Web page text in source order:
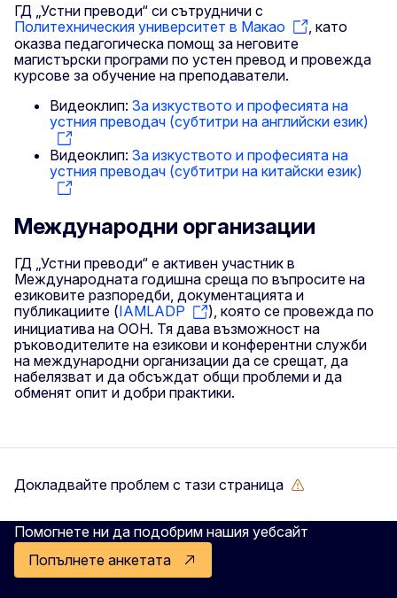
ГД „Устни преводи“ си сътрудничи с
Политехническия университет в Макао
, като
оказва педагогическа помощ за неговите
магистърски програми по устен превод и провежда
курсове за обучение на преподаватели.
Видеоклип: За изкуството и професията на
устния преводач (субтитри на английски език)
Видеоклип: За изкуството и професията на
устния преводач (субтитри на китайски език)
Международни организации
ГД „Устни преводи“ е активен участник в
Международната годишна среща по въпросите на
езиковите разпоредби, документацията и
публикациите (IAMLADP
), която се провежда по
инициатива на ООН. Тя дава възможност на
ръководителите на езикови и конферентни служби
на международни организации да се срещат, да
набелязват и да обсъждат общи проблеми и да
обменят опит и добри практики.
Докладвайте проблем с тази страница
Помогнете ни да подобрим нашия уебсайт
Попълнете анкетата